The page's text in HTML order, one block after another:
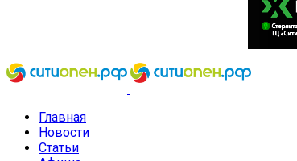
Главная
Новости
Статьи